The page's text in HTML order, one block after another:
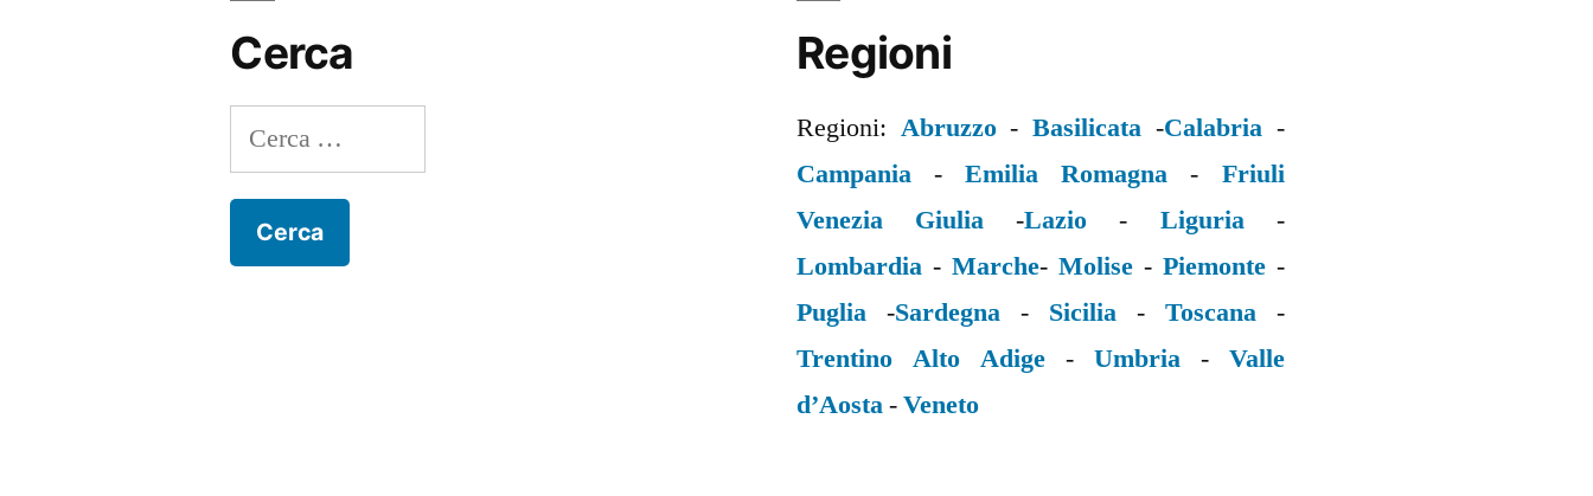
Cerca
Ricerca
per:
Regioni
Regioni: Abruzzo-Basilicata -Calabria-
Campania -Emilia Romagna - Friuli
Venezia Giulia -Lazio - Liguria-
Lombardia - Marche- Molise- Piemonte-
Puglia -Sardegna- Sicilia- Toscana-
Trentino Alto Adige- Umbria- Valle
d’Aosta-Veneto